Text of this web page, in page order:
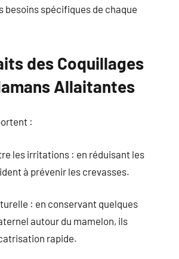
besoins spécifiques de chaque
des Coquillages
Allaitantes
:
les irritations : en réduisant les
à prévenir les crevasses.
: en conservant quelques
autour du mamelon, ils
rapide.